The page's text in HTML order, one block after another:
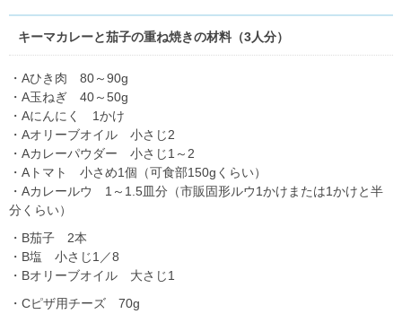
キーマカレーと茄子の重ね焼きの材料（3人分）
・Aひき肉 80～90g
・A玉ねぎ 40～50g
・Aにんにく 1かけ
・Aオリーブオイル 小さじ2
・Aカレーパウダー 小さじ1～2
・Aトマト 小さめ1個（可食部150gくらい）
・Aカレールウ 1～1.5皿分（市販固形ルウ1かけまたは1かけと半
分くらい）
・B茄子 2本
・B塩 小さじ1／8
・Bオリーブオイル 大さじ1
・Cピザ用チーズ 70g